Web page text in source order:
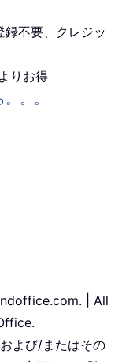
不要、クレジッ
りお得
。。
| All
よび/またはその